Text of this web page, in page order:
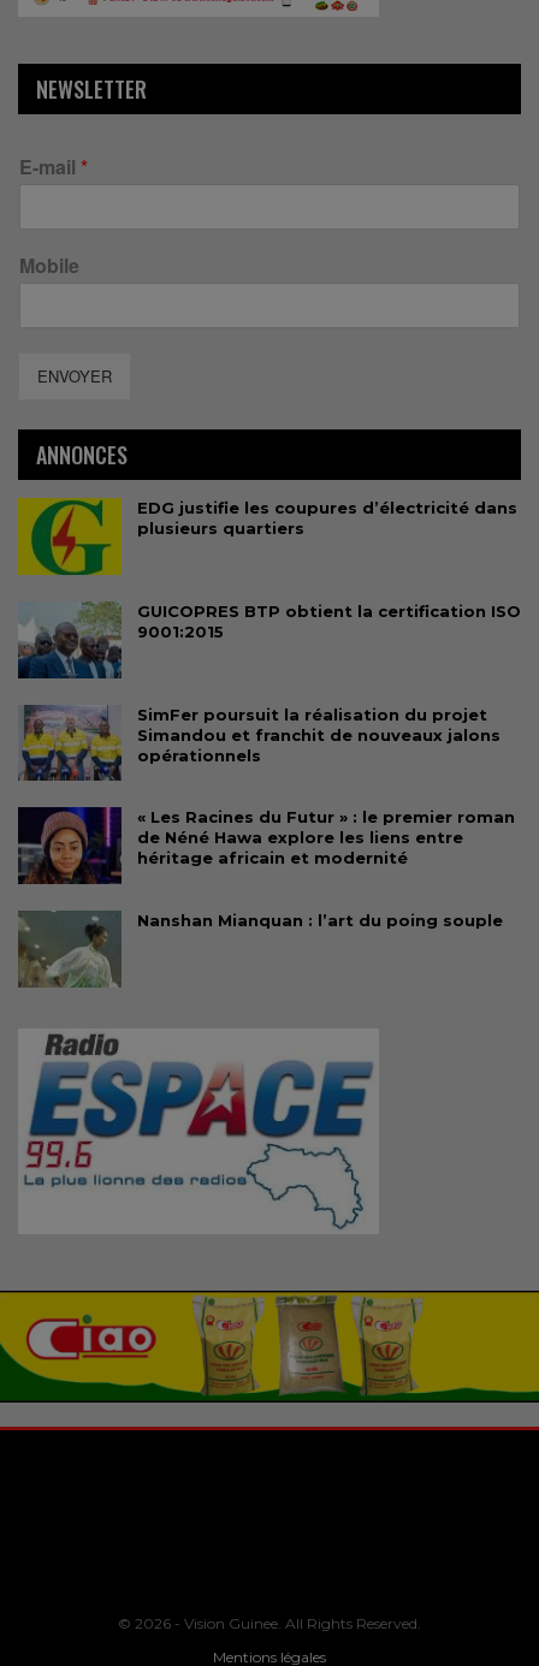
NEWSLETTER
E-mail *
Mobile
ENVOYER
ANNONCES
EDG justifie les coupures d’électricité dans
plusieurs quartiers
GUICOPRES BTP obtient la certification ISO
9001:2015
SimFer poursuit la réalisation du projet
Simandou et franchit de nouveaux jalons
opérationnels
« Les Racines du Futur » : le premier roman
de Néné Hawa explore les liens entre
héritage africain et modernité
Nanshan Mianquan : l’art du poing souple
© 2026 - Vision Guinee. All Rights Reserved.
Mentions légales